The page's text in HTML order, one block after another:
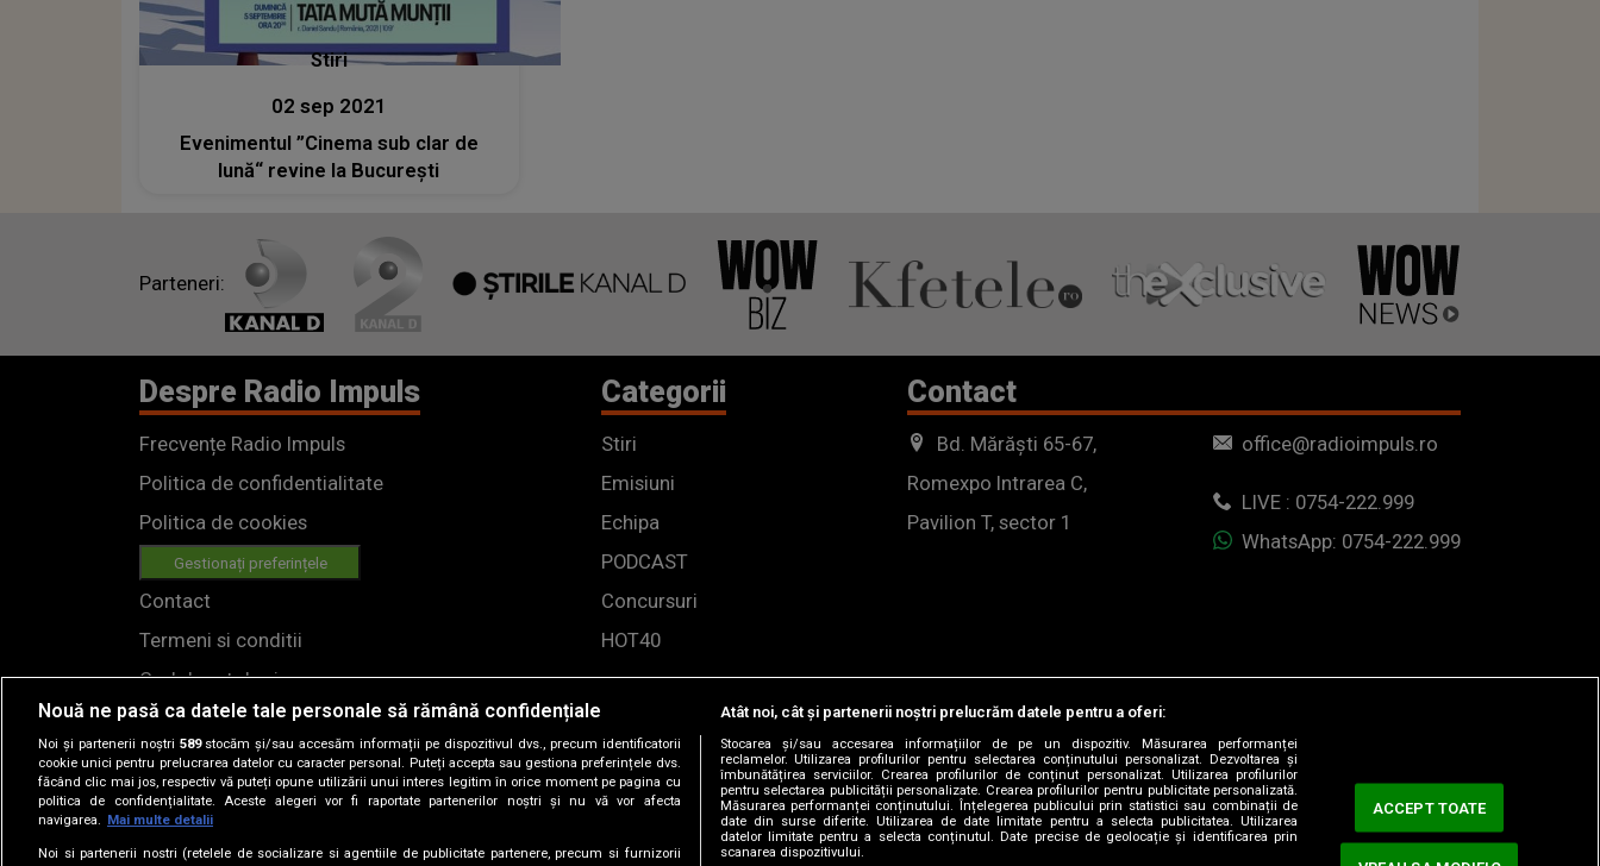
Stiri
02 sep 2021
Evenimentul ”Cinema sub clar de
lună“ revine la Bucureşti
Parteneri:
Despre Radio Impuls
Frecvențe Radio Impuls
Politica de confidentialitate
Politica de cookies
Gestionați preferințele
Contact
Termeni si conditii
Cod deontologic
Regulamente
Categorii
Stiri
Emisiuni
Echipa
PODCAST
Concursuri
HOT40
Contact
Bd. Mărăști 65-67,
Romexpo Intrarea C,
Pavilion T, sector 1
office@radioimpuls.ro
LIVE : 0754-222.999
WhatsApp: 0754-222.999
Nouă ne pasă ca datele tale personale să rămână confidențiale
Noi și partenerii noștri 589stocăm și/sau accesăm informații pe dispozitivul dvs., precum identificatorii
cookie unici pentru prelucrarea datelor cu caracter personal. Puteți accepta sau gestiona preferințele dvs.
făcând clic mai jos, respectiv vă puteți opune utilizării unui interes legitim în orice moment pe pagina cu
politica de confidențialitate. Aceste alegeri vor fi raportate partenerilor noștri și nu vă vor afecta
navigarea.
Mai multe detalii
Noi si partenerii nostri (retelele de socializare si agentiile de publicitate partenere, precum si furnizorii
Atât noi, cât și partenerii noștri prelucrăm datele pentru a oferi:
Stocarea și/sau accesarea informațiilor de pe un dispozitiv. Măsurarea performanței
reclamelor. Utilizarea profilurilor pentru selectarea conținutului personalizat. Dezvoltarea și
îmbunătățirea serviciilor. Crearea profilurilor de conținut personalizat. Utilizarea profilurilor
pentru selectarea publicității personalizate. Crearea profilurilor pentru publicitate personalizată.
Măsurarea performanței conținutului. Înțelegerea publicului prin statistici sau combinații de
date din surse diferite. Utilizarea de date limitate pentru a selecta publicitatea. Utilizarea
datelor limitate pentru a selecta conținutul. Date precise de geolocație și identificarea prin
scanarea dispozitivului.
ACCEPT TOATE